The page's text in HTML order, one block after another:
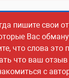
пишите свои
Вас
что слова
что ваш
с